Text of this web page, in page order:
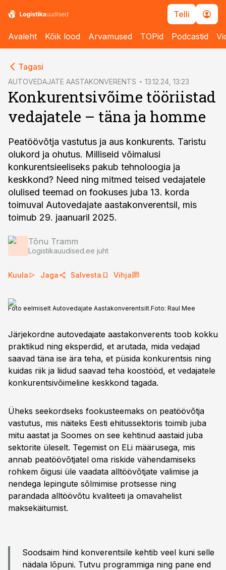
Telli
Avaleht Kõik lood Arvamused TOPid Podcastid
Tagasi
AUTOVEDAJATE AASTAKONVERENTS 13.12.24, 13:23
Konkurentsivõime tööriistad
vedajatele – täna ja homme
Peatöövõtja vastutus ja aus konkurents. Taristu
olukord ja ohutus. Milliseid võimalusi
konkurentsieeliseks pakub tehnoloogia ja
keskkond? Need ning mitmed teised vedajatele
olulised teemad on fookuses juba 13. korda
toimuval Autovedajate aastakonverentsil, mis
toimub 29. jaanuaril 2025.
Tõnu Tramm
Logistikauudised.ee juht
Kuula Jaga Salvesta Vihja
Foto eelmiselt Autovedajate Aastakonverentsilt.Foto: Raul Mee
Järjekordne autovedajate aastakonverents toob kokku
praktikud ning eksperdid, et arutada, mida vedajad
saavad täna ise ära teha, et püsida konkurentsis ning
kuidas riik ja liidud saavad teha koostööd, et vedajatele
konkurentsivõimeline keskkond tagada.
Üheks seekordseks fookusteemaks on peatöövõtja
vastutus, mis näiteks Eesti ehitussektoris toimib juba
mitu aastat ja Soomes on see kehtinud aastaid juba
sektorite üleselt. Tegemist on ELi määrusega, mis
annab peatöövõtjatel oma riskide vähendamiseks
rohkem õigusi üle vaadata alltöövõtjate valimise ja
nendega lepingute sõlmimise protsesse ning
parandada alltöövõtu kvaliteeti ja omavahelist
maksekäitumist.
Soodsaim hind konverentsile kehtib veel kuni selle
nädala lõpuni. Tutvu programmiga ning pane end